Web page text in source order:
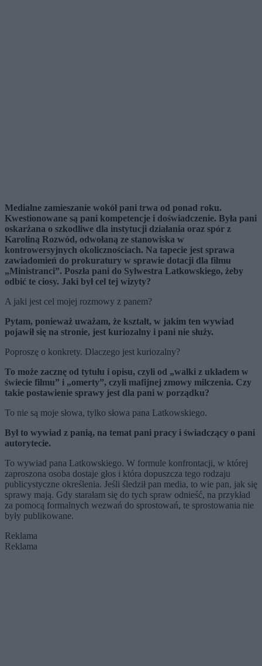
Medialne zamieszanie wokół pani trwa od ponad roku.
Kwestionowane są pani kompetencje i doświadczenie. Była pani
oskarżana o szkodliwe dla instytucji działania oraz spór z
Karoliną Rozwód, odwołaną ze stanowiska w
kontrowersyjnych okolicznościach. Na tapecie jest sprawa
zawiadomień do prokuratury w sprawie dotacji dla filmu
„Ministranci”. Poszła pani do Sylwestra Latkowskiego, żeby
odbić te ciosy. Jaki był cel tej wizyty?
A jaki jest cel mojej rozmowy z panem?
Pytam, ponieważ uważam, że kształt, w jakim ten wywiad
pojawił się na stronie, jest kuriozalny i pani nie służy.
Poproszę o konkrety. Dlaczego jest kuriozalny?
To może zacznę od tytułu i opisu, czyli od „walki z układem w
świecie filmu” i „omerty”, czyli mafijnej zmowy milczenia. Czy
takie postawienie sprawy jest dla pani w porządku?
To nie są moje słowa, tylko słowa pana Latkowskiego.
Był to wywiad z panią, na temat pani pracy i świadczący o pani
autorytecie.
To wywiad pana Latkowskiego. W formule konfrontacji, w której
zaproszona osoba dostaje głos i która dopuszcza tego rodzaju
publicystyczne określenia. Jeśli śledził pan media, to wie pan, jak się
sprawy mają. Gdy starałam się do tych spraw odnieść, na przykład
za pomocą formalnych wezwań do sprostowań, te sprostowania nie
były publikowane.
Reklama
Reklama